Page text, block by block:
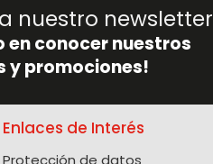
nuestro newsletter
en conocer nuestros
y promociones!
Enlaces de Interés
Protección de datos